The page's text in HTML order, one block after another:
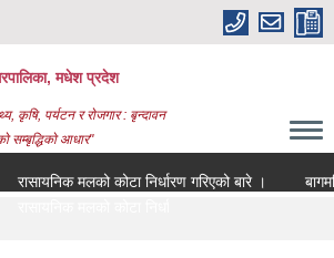
मधेश प्रदेश
कृषि, पर्यटन र रोजगार : बृन्दावन
सम्बृद्धिको आधार"
रासायनिक मलको कोटा निर्धारण गरिएको बारे ।
बागमति